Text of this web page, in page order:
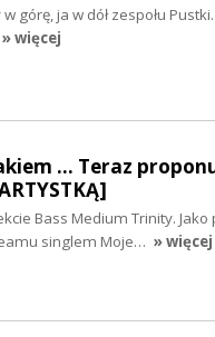
górę, ja w dół zespołu
» więcej
... Teraz
Bass Medium Trinity.
singlem Moje… » więcej